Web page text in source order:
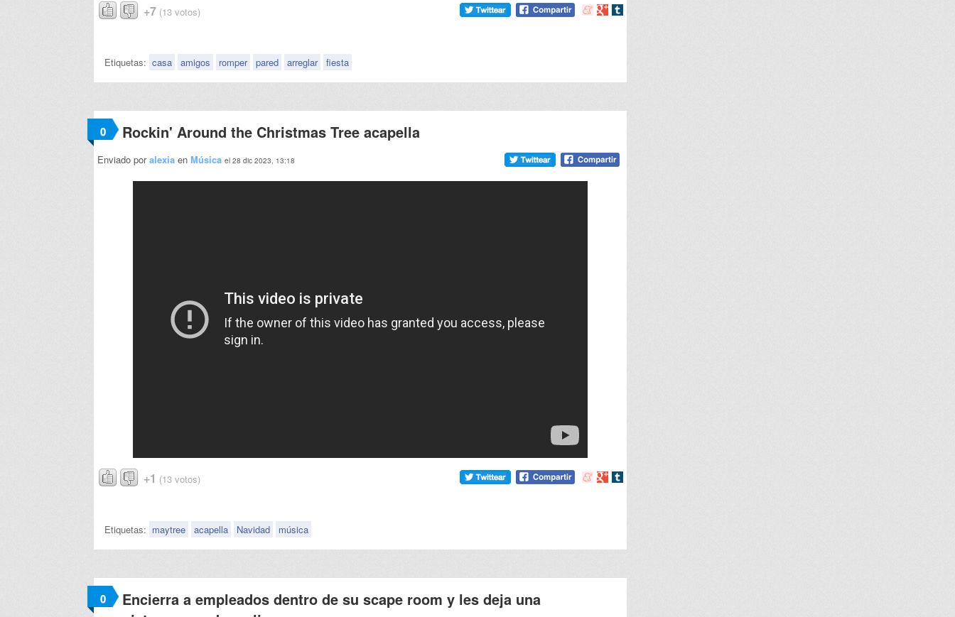
+7 (13 votos)
Compartir
Compartir
Compartir
Etiquetas: casa amigos romper pared arreglar fiesta
0 Rockin' Around the Christmas Tree acapella
Enviado poralexia en Música el 28 dic 2023, 13:18
+1 (13 votos)
Compartir
Compartir
Compartir
Etiquetas: maytree acapella Navidad música
0
Encierra a empleados dentro de su scape room y les deja una